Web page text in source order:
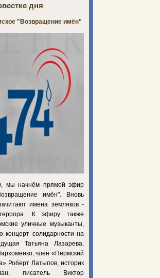
дня
"Возвращение имён"
мы начнём прямой эфир
имён". Вновь
имена земляков -
К эфиру также
уличные музыканты,
концерт солидарности на
Татьяна Лазарева,
член «Пермский
Роберт Латыпов, историк
писатель Виктор